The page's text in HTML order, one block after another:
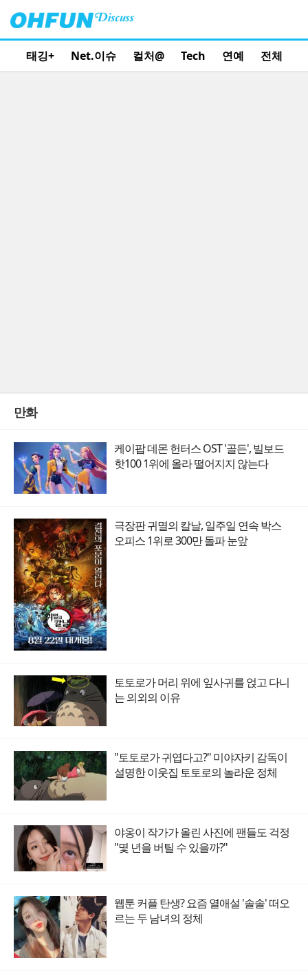
태깅+ Net.이슈 컬처@ Tech 연예 전체
만화
케이팝 데몬 헌터스 OST '골든', 빌보드
핫100 1위에 올라 떨어지지 않는다
극장판 귀멸의 칼날, 일주일 연속 박스
오피스 1위로 300만 돌파 눈앞
토토로가 머리 위에 잎사귀를 얹고 다니
는 의외의 이유
"토토로가 귀엽다고?" 미야자키 감독이
설명한 이웃집 토토로의 놀라운 정체
야옹이 작가가 올린 사진에 팬들도 걱정
"몇 년을 버틸 수 있을까?"
웹툰 커플 탄생? 요즘 열애설 '솔솔' 떠오
르는 두 남녀의 정체